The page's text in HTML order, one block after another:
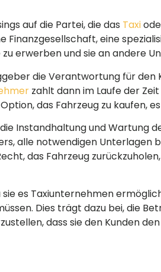
auf die Partei, die das Taxi
Finanzgesellschaft, eine
erwerben und sie an andere
die Verantwortung für den
zahlt dann im Laufe der
das Fahrzeug zu kaufen,
Instandhaltung und Wartung
alle notwendigen Unterlagen
das Fahrzeug
es Taxiunternehmen
Dies trägt dazu bei, die
dass sie den Kunden